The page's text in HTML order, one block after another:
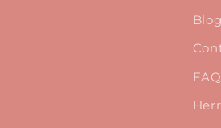
Blog
FAQ